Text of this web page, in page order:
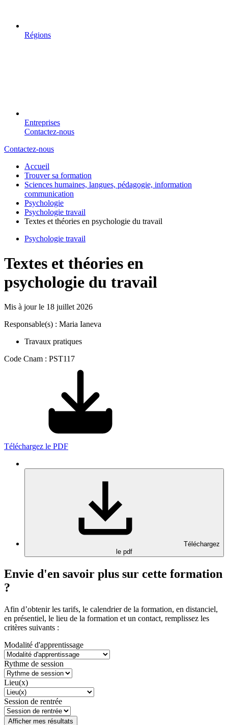
Régions
Entreprises
Contactez-nous
Contactez-nous
Accueil
Trouver sa formation
Sciences humaines, langues, pédagogie, information
communication
Psychologie
Psychologie travail
Textes et théories en psychologie du travail
Psychologie travail
Textes et théories en
psychologie du travail
Mis à jour le 18 juillet 2026
Responsable(s) : Maria Ianeva
Travaux pratiques
Code Cnam : PST117
Téléchargez le PDF
Téléchargez
le pdf
Envie d'en savoir plus sur cette formation
?
Afin d’obtenir les tarifs, le calendrier de la formation, en distanciel,
en présentiel, le lieu de la formation et un contact, remplissez les
critères suivants :
Modalité d'apprentissage
Rythme de session
Lieu(x)
Session de rentrée
Afficher mes résultats